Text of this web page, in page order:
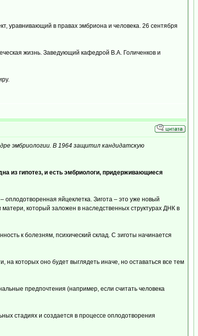
уравнивающий в правах эмбриона и человека. 26 сентября
жизнь. Заведующий кафедрой В.А. Голиченков и
эмбриологии. В 1964 защитил кандидатскую
из гипотез, и есть эмбриологи, придерживающиеся
оплодотворенная яйцеклетка. Зигота – это уже новый
который заложен в наследственных структурах ДНК в
к болезням, психический склад. С зиготы начинается
которых оно будет выглядеть иначе, но оставаться все тем
предпочтения (например, если считать человека
стадиях и создается в процессе оплодотворения